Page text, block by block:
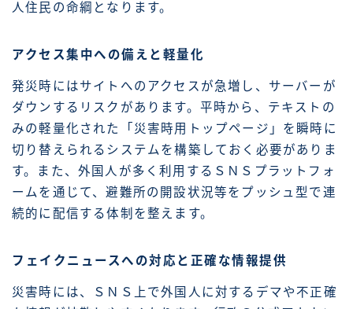
人住民の命綱となります。
アクセス集中への備えと軽量化
発災時にはサイトへのアクセスが急増し、サーバーが
ダウンするリスクがあります。平時から、テキストの
みの軽量化された「災害時用トップページ」を瞬時に
切り替えられるシステムを構築しておく必要がありま
す。また、外国人が多く利用するＳＮＳプラットフォ
ームを通じて、避難所の開設状況等をプッシュ型で連
続的に配信する体制を整えます。
フェイクニュースへの対応と正確な情報提供
災害時には、ＳＮＳ上で外国人に対するデマや不正確